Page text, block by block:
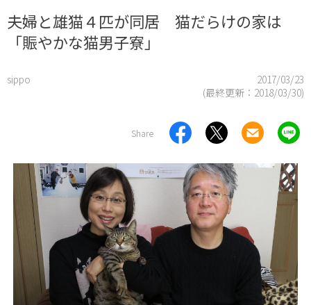
夫婦と雄猫４匹が同居 猫だらけの家は
「賑やかな猫男子寮」
sippo
2017/03/23
(最終更新： 2018/03/30)
Share